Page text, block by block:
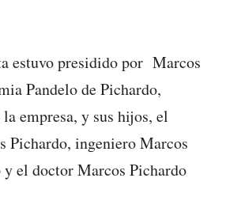
estuvo presidido por Marcos
Pandelo de Pichardo,
empresa, y sus hijos, el
Pichardo, ingeniero Marcos
el doctor Marcos Pichardo